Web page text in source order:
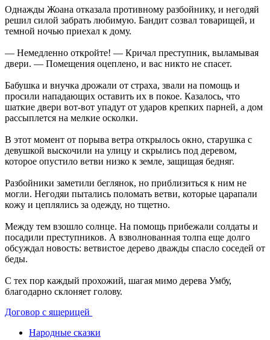
Однажды Жоана отказала противному разбойнику, и негодяй
решил силой забрать любимую. Бандит созвал товарищей, и
темной ночью приехал к дому.
— Немедленно откройте! — Кричал преступник, выламывая
двери. — Помещения оцеплено, и вас никто не спасет.
Бабушка и внучка дрожали от страха, звали на помощь и
просили нападающих оставить их в покое. Казалось, что
шаткие двери вот-вот упадут от ударов крепких парней, а дом
рассыплется на мелкие осколки.
В этот момент от порыва ветра открылось окно, старушка с
девушкой выскочили на улицу и скрылись под деревом,
которое опустило ветви низко к земле, защищая бедняг.
Разбойники заметили беглянок, но приблизиться к ним не
могли. Негодяи пытались поломать ветви, которые царапали
кожу и цеплялись за одежду, но тщетно.
Между тем взошло солнце. На помощь прибежали солдаты и
посадили преступников. А взволнованная толпа еще долго
обсуждал новость: ветвистое дерево дважды спасло соседей от
беды.
С тех пор каждый прохожий, шагая мимо дерева Умбу,
благодарно склоняет голову.
Договор с ящерицей
Народные сказки